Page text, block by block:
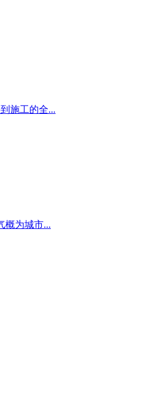
施工的全...
概为城市...